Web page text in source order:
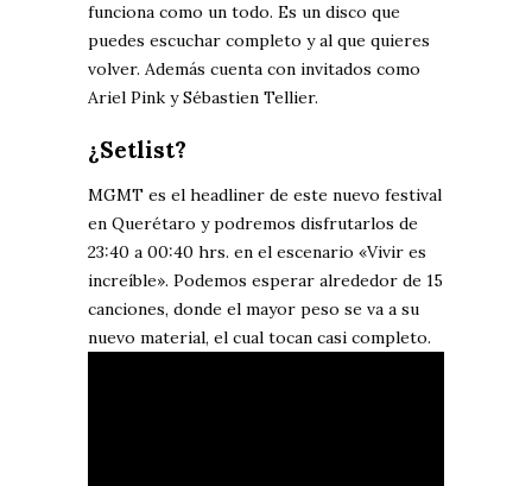
funciona como un todo. Es un disco que
puedes escuchar completo y al que quieres
volver. Además cuenta con invitados como
Ariel Pink y Sébastien Tellier.
¿Setlist?
MGMT es el headliner de este nuevo festival
en Querétaro y podremos disfrutarlos de
23:40 a 00:40 hrs. en el escenario «Vivir es
increíble». Podemos esperar alrededor de 15
canciones, donde el mayor peso se va a su
nuevo material, el cual tocan casi completo.